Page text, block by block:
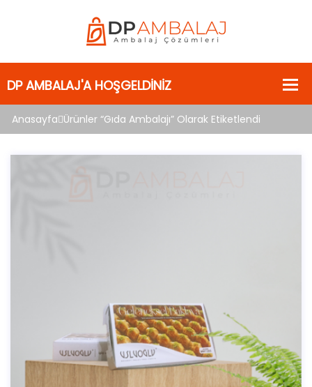
Anasayfa Ürünler “Gıda Ambalajı” Olarak Etiketlendi